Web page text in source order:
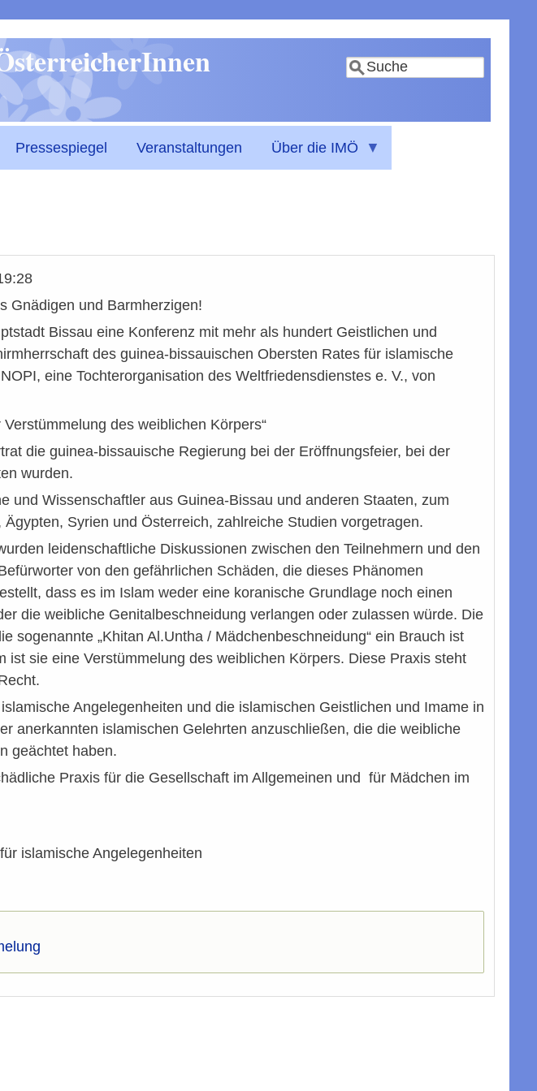
Suche
Pressespiegel Veranstaltungen Über die IMÖ
Gnädigen und Barmherzigen!
Bissau eine Konferenz mit mehr als hundert Geistlichen und
des guinea-bissauischen Obersten Rates für islamische
eine Tochterorganisation des Weltfriedensdienstes e. V., von
des weiblichen Körpers“
die guinea-bissauische Regierung bei der Eröffnungsfeier, bei der
wurden.
und Wissenschaftler aus Guinea-Bissau und anderen Staaten, zum
Syrien und Österreich, zahlreiche Studien vorgetragen.
leidenschaftliche Diskussionen zwischen den Teilnehmern und den
von den gefährlichen Schäden, die dieses Phänomen
dass es im Islam weder eine koranische Grundlage noch einen
die weibliche Genitalbeschneidung verlangen oder zulassen würde. Die
sogenannte „Khitan Al.Untha / Mädchenbeschneidung“ ein Brauch ist
ist sie eine Verstümmelung des weiblichen Körpers. Diese Praxis steht
Angelegenheiten und die islamischen Geistlichen und Imame in
anerkannten islamischen Gelehrten anzuschließen, die die weibliche
geächtet haben.
Praxis für die Gesellschaft im Allgemeinen und für Mädchen im
islamische Angelegenheiten